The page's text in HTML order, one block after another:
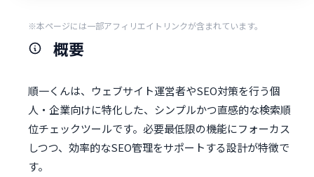
※本ページには一部アフィリエイトリンクが含まれています。
概要
順一くんは、ウェブサイト運営者やSEO対策を行う個
人・企業向けに特化した、シンプルかつ直感的な検索順
位チェックツールです。必要最低限の機能にフォーカス
しつつ、効率的なSEO管理をサポートする設計が特徴で
す。